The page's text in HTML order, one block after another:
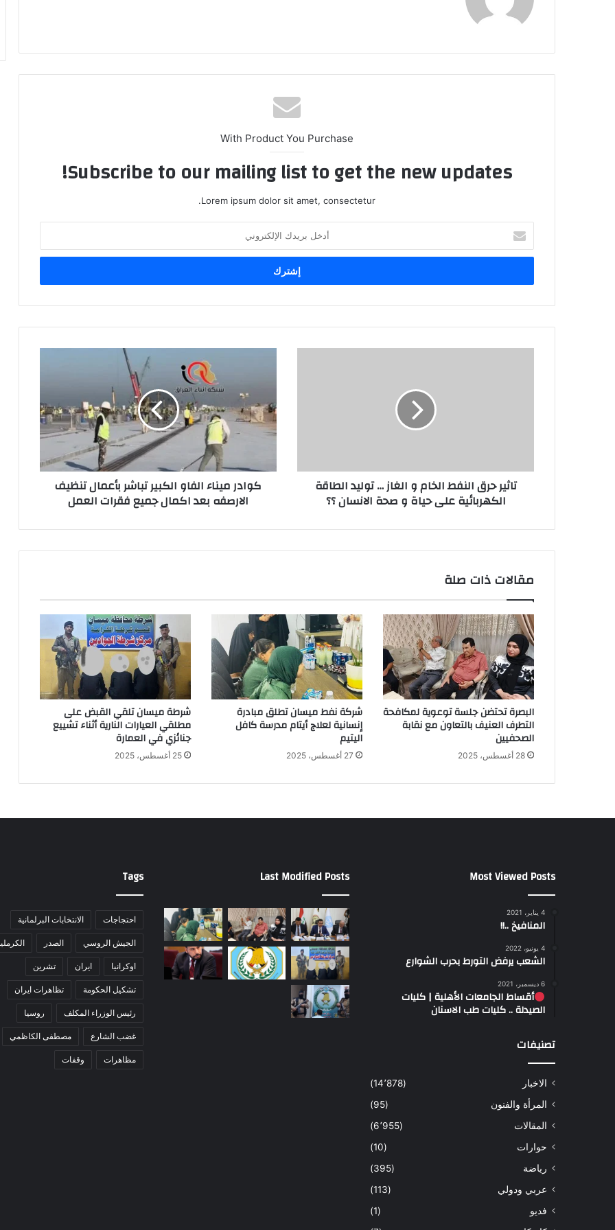
With Product You Purchase
Subscribe to our mailing list to get the new updates!
Lorem ipsum dolor sit amet, consectetur.
بريدك
الإلكتروني
الطاقة
الكهربائية
و
تاثير حرق النفط الخام و الغاز … توليد الطاقة
الكهربائية على حياة و صحة الانسان ؟؟
تباشر
بأعمال
بعد
اكمال
العمل
كوادر ميناء الفاو الكبير تباشر بأعمال تنظيف
الارصفه بعد اكمال جميع فقرات العمل
مقالات ذات صلة
البصرة تحتضن جلسة توعوية لمكافحة
التطرف العنيف بالتعاون مع نقابة
الصحفيين
28 أغسطس، 2025
شركة نفط ميسان تطلق مبادرة
إنسانية لعلاج أيتام مدرسة كافل
اليتيم
27 أغسطس، 2025
شرطة ميسان تلقي القبض على
مطلقي العيارات النارية أثناء تشييع
جنائزي في العمارة
25 أغسطس، 2025
Most Viewed Posts
4 يناير، 2021
المنافيخ ..!!
4 يونيو، 2022
الشعب يرفض التورط بحرب الشوارع
6 ديسمبر، 2021
أقساط الجامعات الأهلية | كليات
الصيدلة .. كليات طب الاسنان
تصنيفات
الاخبار
(14٬878)
المرأة والفنون
(95)
المقالات
(6٬955)
حوارات
(10)
رياضة
(395)
عربي ودولي
(113)
فديو
(1)
Last Modified Posts
Tags
احتجاجات الانتخابات البرلمانية
الجيش الروسي الصدر
اوكرانيا ايران تشرين
تشكيل الحكومة تظاهرات ايران
رئيس الوزراء المكلف روسيا
غضب الشارع مصطفى الكاظمي
مظاهرات وقفات